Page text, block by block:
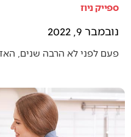
ספייק ניוז
נובמבר 9, 2022
פעם לפני לא הרבה שנים,